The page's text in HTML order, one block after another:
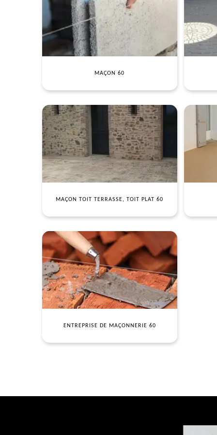
MAÇON 60
MAÇON TOIT TERRASSE, TOIT PLAT 60
ENTREPRISE DE MAÇONNERIE 60